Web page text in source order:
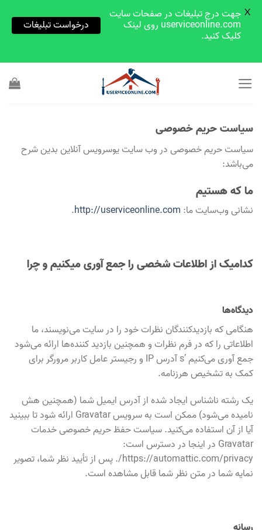
سیاست حریم خصوصی
سیاست حریم خصوصی در وب سایت یوسرویس آنلاین بدین شرح
می‌باشد:
ما که هستیم
نشانی وب‌سایت ما: http://userviceonline.com
.
کدامیک از اطلاعات شخصی را جمع آوری میکنیم و چرا
دیدگاه‌ها
هنگامی که بازدیدکنندگان نظرات خود را در سایت می‌نویسند، ما
اطلاعاتی را که در فرم نظرات و همچنین بازدید کننده‌ها ارائه می‌شود
جمع آوری می‌کنیم ’s آدرس IP و رجیستر عامل کاربر مرورگر برای
کمک به تشخیص هرزنامه.
یک رشته ناشناس ایجاد شده از آدرس ایمیل شما (همچنین هش
نامیده می‌شود) ممکن است به سرویس Gravatar ارائه شود تا ببینید
آیا از آن استفاده می‌کنید. سیاست حفظ حریم خصوصی خدمات
Gravatar در اینجا در دسترس است:
https://automattic.com/privacy/. پس از تأیید نظر شما، تصویر
نمایه شما در متن نظر شما قابل مشاهده است.
جهت درج تبلیغات در صفحات سایت
userviceonline.com روی لینک
کلیک کنید.
درخواست تبلیغات
X